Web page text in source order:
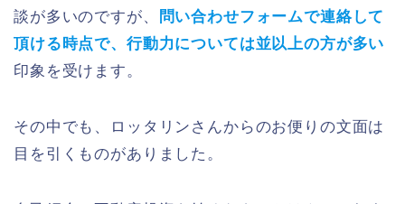
談が多いのですが、
問い合わせフォームで連絡して
頂ける時点で、行動力については並以上の方が多い
印象を受けます。
その中でも、ロッタリンさんからのお便りの文面は
目を引くものがありました。